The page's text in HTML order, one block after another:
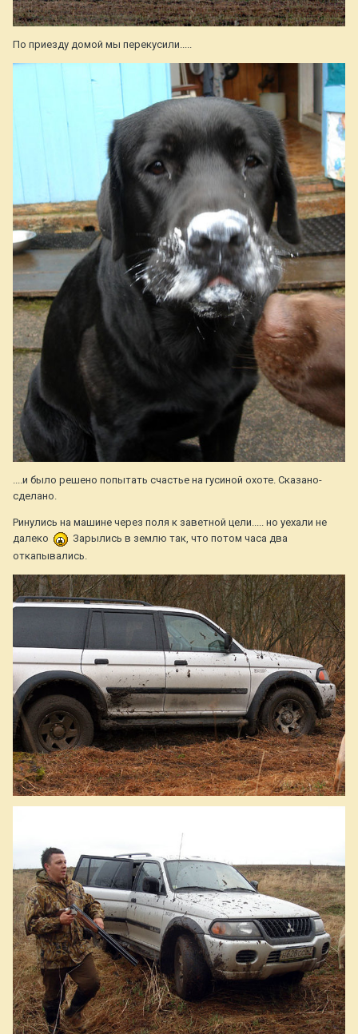
По приезду домой мы перекусили.....
....и было решено попытать счастье на гусиной охоте. Сказано-
сделано.
Ринулись на машине через поля к заветной цели..... но уехали не
далеко
Зарылись в землю так, что потом часа два
откапывались.